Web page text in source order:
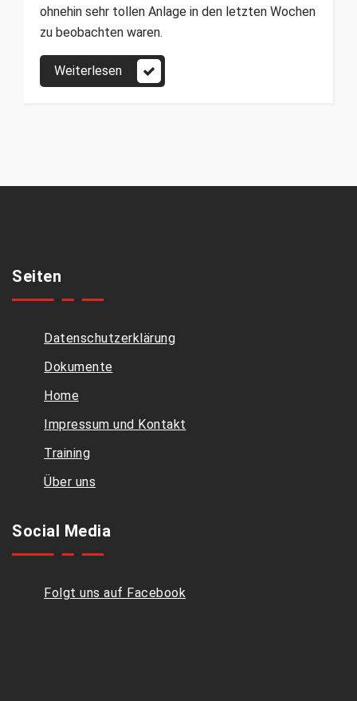
ohnehin sehr tollen Anlage in den letzten Wochen
zu beobachten waren.
Weiterlesen
Seiten
Datenschutzerklärung
Dokumente
Home
Impressum und Kontakt
Training
Über uns
Social Media
Folgt uns auf Facebook